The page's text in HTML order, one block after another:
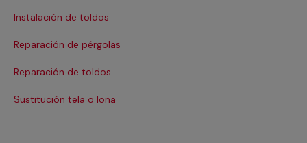
Instalación de toldos
Reparación de pérgolas
Reparación de toldos
Sustitución tela o lona